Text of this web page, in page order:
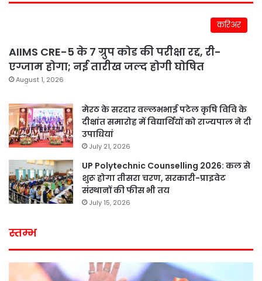
करिअर
AIIMS CRE-5 के 7 ग्रुप कोड की परीक्षा रद्द, री-
एग्जाम होगा; नई तारीख जल्द होगी घोषित
August 1, 2026
मेरठ के सरदार वल्लभभाई पटेल कृषि विवि के
दीक्षांत समारोह में विद्यार्थियों को राज्यपाल ने दी
उपाधियां
July 21, 2026
UP Polytechnic Counselling 2026: कल से
शुरू होगा तीसरा चरण, सरकारी-प्राइवेट
संस्थानों की फीस भी तय
July 15, 2026
स्तम्भ